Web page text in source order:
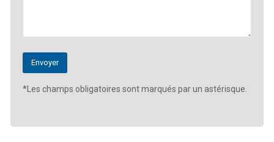
*Les champs obligatoires sont marqués par un astérisque.